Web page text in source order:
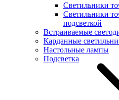
Светильники
Светильники
подсветкой
Встраиваемые
Карданные
Настольные лампы
Подсветка